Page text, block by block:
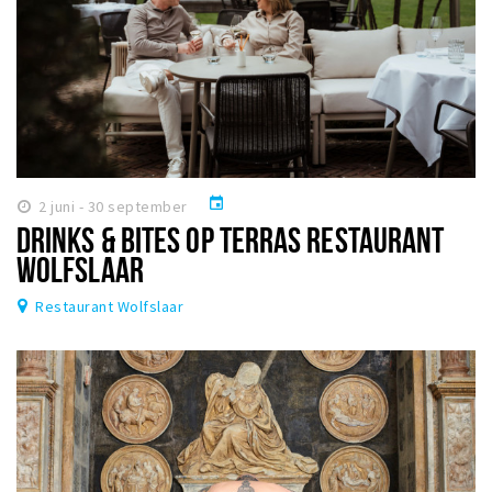
2 juni - 30 september event
DRINKS & BITES OP TERRAS RESTAURANT
WOLFSLAAR
Restaurant Wolfslaar